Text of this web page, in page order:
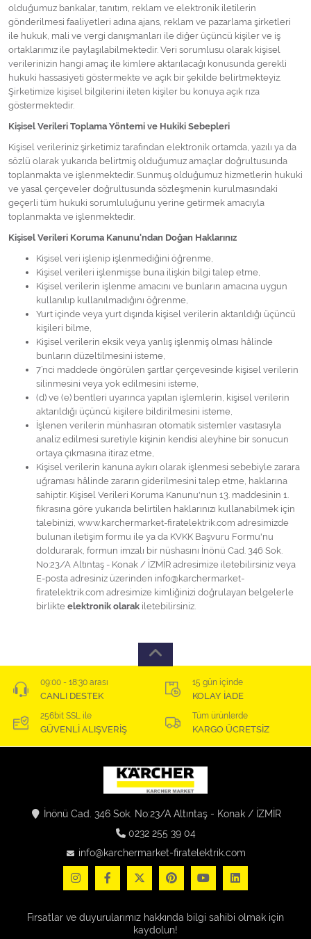
olduğumuz bankalar, tanıtım, reklam ve elektronik iletilerin
gönderilmesi faaliyetleri adına ajans, reklam ve pazarlama şirketleri
ile hukuk, mali ve vergi danışmanları ile diğer üçüncü kişiler ve iş
ortaklarımız ile paylaşılabilmektedir. Veri sorumlusu olarak kişisel
verilerinizin hangi amaç ile kimlere aktarılacağı konusunda gerekli
hukuki hassasiyeti göstermekte ve açık bir şekilde belirtmekteyiz.
Şirketimize kişisel bilgilerini ileten kişiler bu konuya açık rıza
göstermektedir.
Kişisel Verileri Toplama Yöntemi ve Hukiki Sebepleri
Kişisel verileriniz şirketimiz tarafından elektronik ortamda, yazılı ya da
sözlü olarak yukarıda belirtmiş olduğumuz amaçlar doğrultusunda
toplanmakta ve işlenmektedir. Sunmuş olduğumuz hizmetlerin hukuki
ve yasal çerçeveler doğrultusunda sözleşmenin kurulmasındaki
geçerli tüm hukuki sorumluluğunu yerine getirmek amacıyla
toplanmakta ve işlenmektedir.
Kişisel Verileri Koruma Kanunu'ndan Doğan Haklarınız
Kişisel veri işlenip işlenmediğini öğrenme,
Kişisel verileri işlenmişse buna ilişkin bilgi talep etme,
Kişisel verilerin işlenme amacını ve bunların amacına uygun
kullanılıp kullanılmadığını öğrenme,
Yurt içinde veya yurt dışında kişisel verilerin aktarıldığı üçüncü
kişileri bilme,
Kişisel verilerin eksik veya yanlış işlenmiş olması hâlinde
bunların düzeltilmesini isteme,
7’nci maddede öngörülen şartlar çerçevesinde kişisel verilerin
silinmesini veya yok edilmesini isteme,
(d) ve (e) bentleri uyarınca yapılan işlemlerin, kişisel verilerin
aktarıldığı üçüncü kişilere bildirilmesini isteme,
İşlenen verilerin münhasıran otomatik sistemler vasıtasıyla
analiz edilmesi suretiyle kişinin kendisi aleyhine bir sonucun
ortaya çıkmasına itiraz etme,
Kişisel verilerin kanuna aykırı olarak işlenmesi sebebiyle zarara
uğraması hâlinde zararın giderilmesini talep etme, haklarına
sahiptir. Kişisel Verileri Koruma Kanunu'nun 13. maddesinin 1.
fıkrasına göre yukarıda belirtilen haklarınızı kullanabilmek için
talebinizi, www.karchermarket-firatelektrik.com adresimizde
bulunan iletişim formu ile ya da KVKK Başvuru Formu'nu
doldurarak, formun imzalı bir nüshasını İnönü Cad. 346 Sok.
No:23/A Altıntaş - Konak / İZMİR adresimize iletebilirsiniz veya
E-posta adresiniz üzerinden info@karchermarket-
firatelektrik.com adresimize kimliğinizi doğrulayan belgelerle
birlikte elektronik olarak iletebilirsiniz.
09:00 - 18:30 arası
CANLI DESTEK
15 gün içinde
KOLAY İADE
256bit SSL ile
GÜVENLİ ALIŞVERİŞ
Tüm ürünlerde
KARGO ÜCRETSİZ
İnönü Cad. 346 Sok. No:23/A Altıntaş - Konak / İZMİR
0232 255 39 04
info@karchermarket-firatelektrik.com
Fırsatlar ve duyurularımız hakkında bilgi sahibi olmak için
kaydolun!